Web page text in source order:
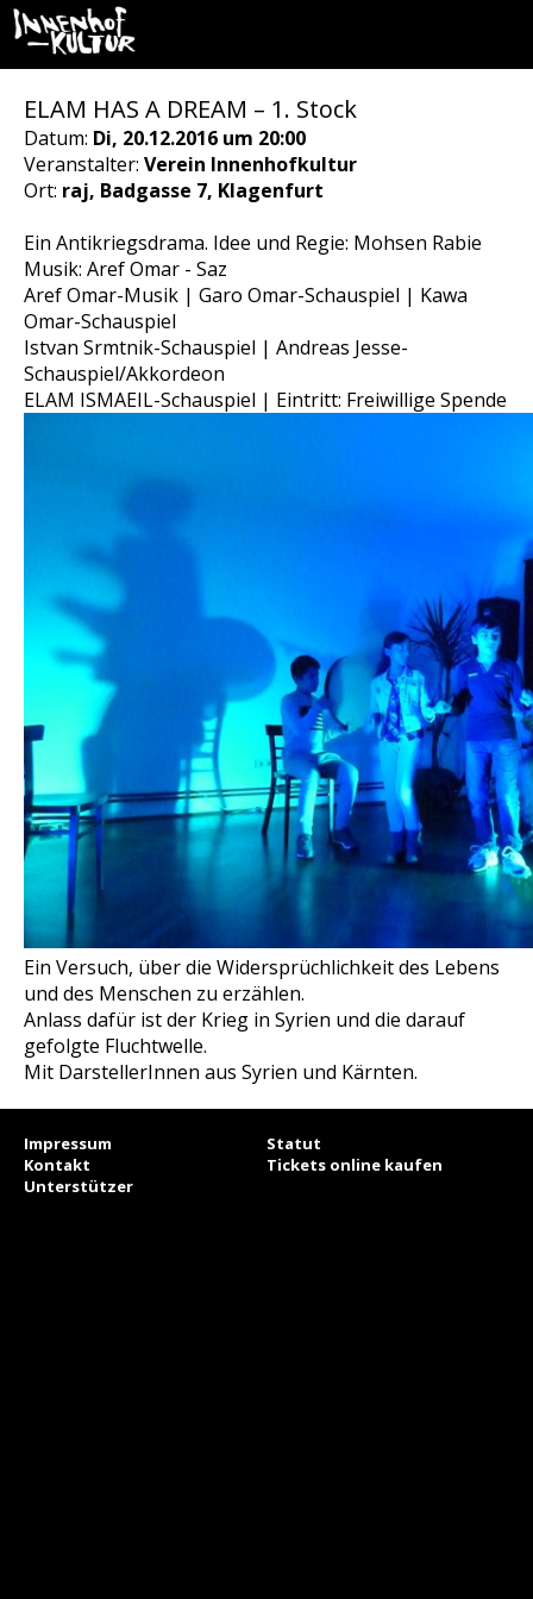
ELAM HAS A DREAM – 1. Stock
Datum: Di, 20.12.2016 um 20:00
Veranstalter: Verein Innenhofkultur
Ort: raj, Badgasse 7, Klagenfurt
Ein Antikriegsdrama. Idee und Regie: Mohsen Rabie
Musik: Aref Omar - Saz
Aref Omar-Musik | Garo Omar-Schauspiel | Kawa
Omar-Schauspiel
Istvan Srmtnik-Schauspiel | Andreas Jesse-
Schauspiel/Akkordeon
ELAM ISMAEIL-Schauspiel | Eintritt: Freiwillige Spende
Ein Versuch, über die Widersprüchlichkeit des Lebens
und des Menschen zu erzählen.
Anlass dafür ist der Krieg in Syrien und die darauf
gefolgte Fluchtwelle.
Mit DarstellerInnen aus Syrien und Kärnten.
Impressum
Statut
Kontakt
Tickets online kaufen
Unterstützer